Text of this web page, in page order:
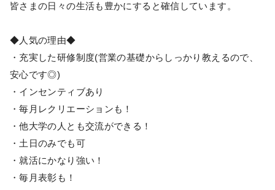
皆さまの日々の生活も豊かにすると確信しています。
◆人気の理由◆
・充実した研修制度(営業の基礎からしっかり教えるので、
安心です◎)
・インセンティブあり
・毎月レクリエーションも！
・他大学の人とも交流ができる！
・土日のみでも可
・就活にかなり強い！
・毎月表彰も！